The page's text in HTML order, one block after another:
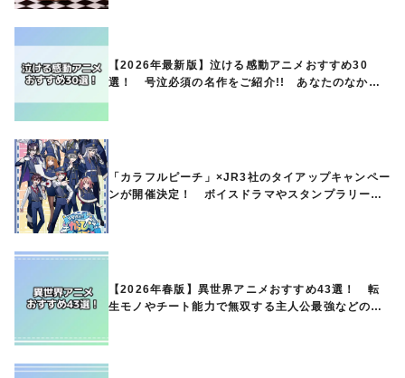
【2026年最新版】泣ける感動アニメおすすめ30
選！ 号泣必須の名作をご紹介!! あなたのなかの
「カラフルピーチ」×JR3社のタイアップキャンペー
ンが開催決定！ ボイスドラマやスタンプラリー、
【2026年春版】異世界アニメおすすめ43選！ 転
生モノやチート能力で無双する主人公最強などの人